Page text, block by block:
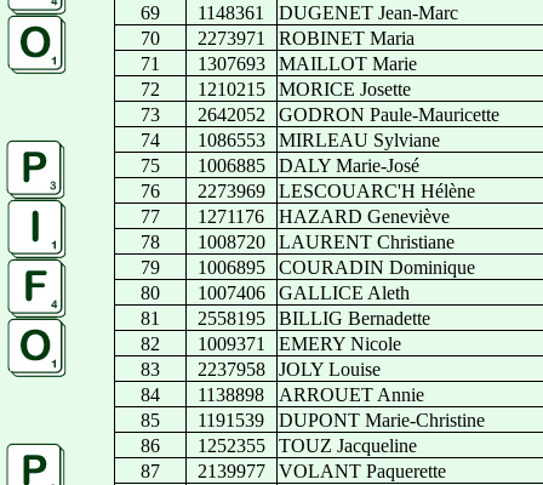
69 1148361
DUGENET Jean-Marc
70
2273971
ROBINET Maria
71
1307693
MAILLOT Marie
72
1210215
MORICE Josette
73
2642052
GODRON Paule-Mauricette
74
1086553
MIRLEAU Sylviane
75
1006885
DALY Marie-José
76
2273969
LESCOUARC'H Hélène
77
1271176
HAZARD Geneviève
78
1008720
LAURENT Christiane
79
1006895
COURADIN Dominique
80
1007406
GALLICE Aleth
81
2558195
BILLIG Bernadette
82
1009371
EMERY Nicole
83
2237958
JOLY Louise
84
1138898
ARROUET Annie
85
1191539
DUPONT Marie-Christine
86
1252355
TOUZ Jacqueline
87
2139977
VOLANT Paquerette